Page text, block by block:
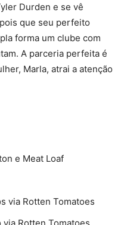
Durden e se vê
que seu perfeito
forma um clube com
A parceria perfeita é
Marla, atrai a atenção
e Meat Loaf
via Rotten Tomatoes
via Rotten Tomatoes